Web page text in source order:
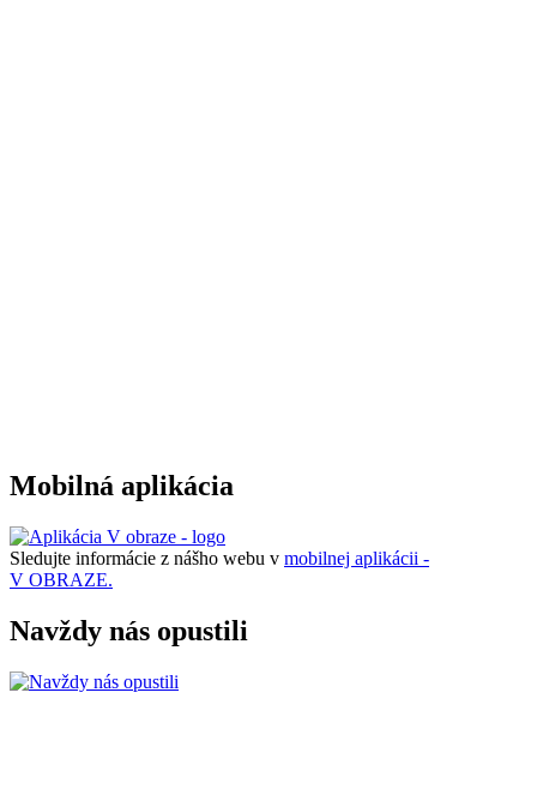
Mobilná aplikácia
Sledujte informácie z nášho webu v mobilnej aplikácii -
V OBRAZE.
Navždy nás opustili